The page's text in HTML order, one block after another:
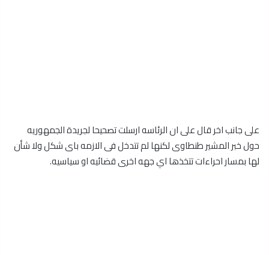
على جانب اخر قال على ان الرئاسه ارسلت تصحيحا لجريدة الجمهوريه
حول خبر المشير طنطاوى لكنها لم تتدخل فى الازمه باى شكل ولا شأن
لها بمسار احراءات تتخذها اي جهه اخرى قضائيه او سياسيه.